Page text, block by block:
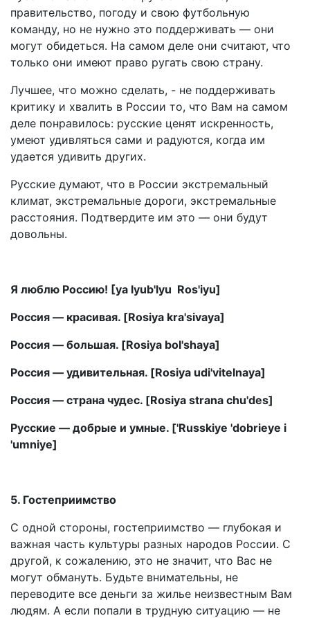
правительство, погоду и свою футбольную
команду, но не нужно это поддерживать — они
могут обидеться. На самом деле они считают, что
только они имеют право ругать свою страну.
Лучшее, что можно сделать, - не поддерживать
критику и хвалить в России то, что Вам на самом
деле понравилось: русские ценят искренность,
умеют удивляться сами и радуются, когда им
удается удивить других.
Русские думают, что в России экстремальный
климат, экстремальные дороги, экстремальные
расстояния. Подтвердите им это — они будут
довольны.
Я люблю Россию! [ya lyub'lyu Ros'iyu]
Россия — красивая. [Rosiya kra'sivaya]
Россия — большая. [Rosiya bol'shaya]
Россия — удивительная. [Rosiya udi'vitelnaya]
Россия — страна чудес. [Rosiya strana chu'des]
Русские — добрые и умные. ['Russkiye 'dobrieye i
'umniye]
5. Гостеприимство
С одной стороны, гостеприимство — глубокая и
важная часть культуры разных народов России. С
другой, к сожалению, это не значит, что Вас не
могут обмануть. Будьте внимательны, не
переводите все деньги за жилье неизвестным Вам
людям. А если попали в трудную ситуацию — не